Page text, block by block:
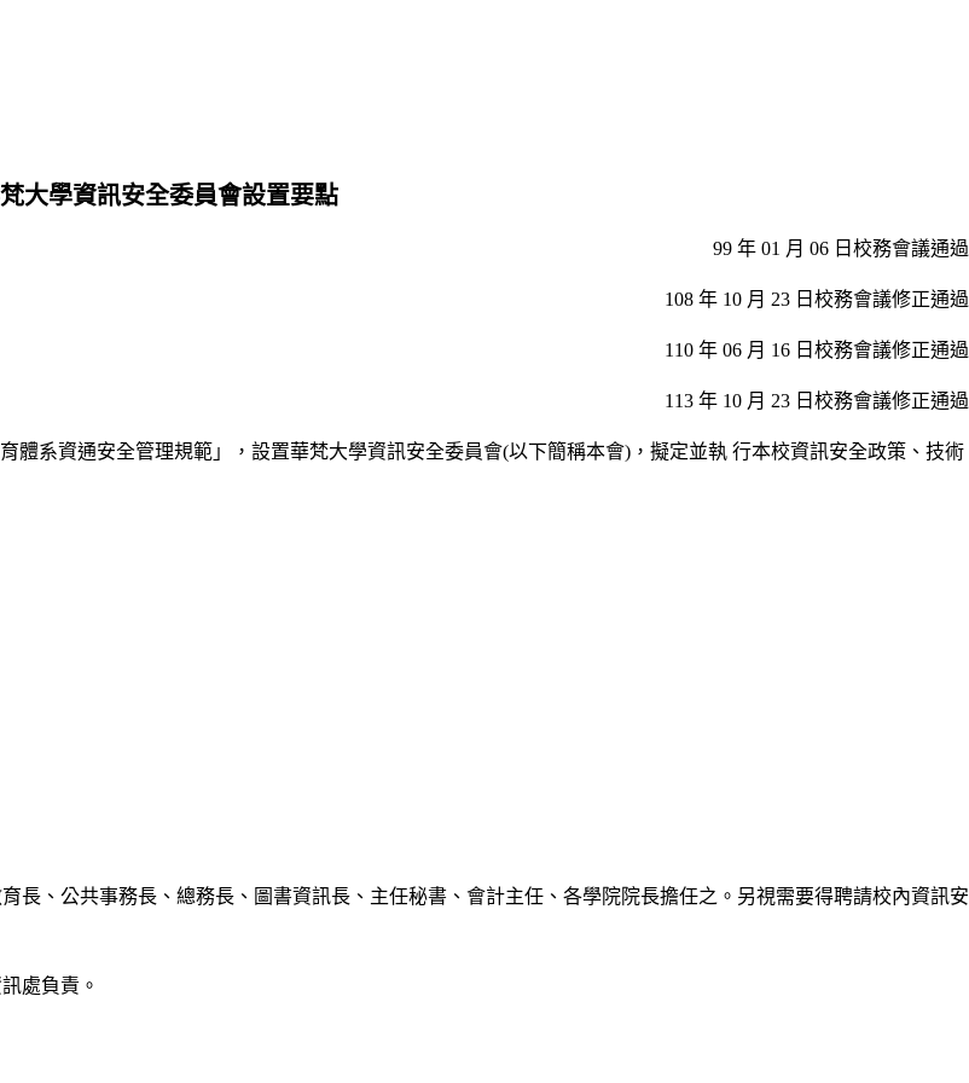
大學資訊安全委員會設置要點
99 年 01 月 06 日校務會議通過
108 年 10 月 23 日校務會議修正通過
110 年 06 月 16 日校務會議修正通過
113 年 10 月 23 日校務會議修正通過
系資通安全管理規範」，設置華梵大學資訊安全委員會(以下簡稱本會)，擬定並執 行本校資訊安全政策、技術
長、公共事務長、總務長、圖書資訊長、主任秘書、會計主任、各學院院長擔任之。另視需要得聘請校內資訊安
處負責。